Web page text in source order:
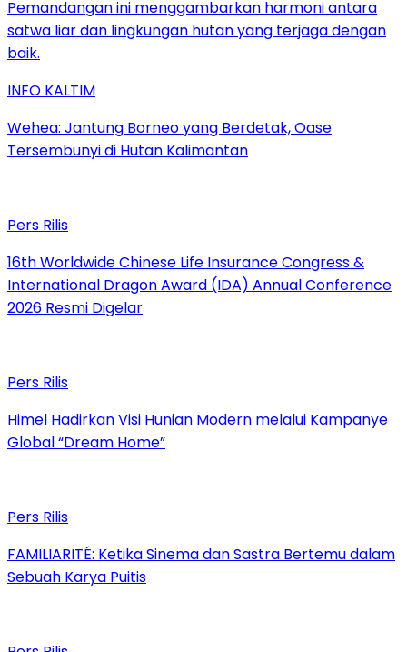
INFO KALTIM
Wehea: Jantung Borneo yang Berdetak, Oase
Tersembunyi di Hutan Kalimantan
Pers Rilis
16th Worldwide Chinese Life Insurance Congress &
International Dragon Award (IDA) Annual Conference
2026 Resmi Digelar
Pers Rilis
Himel Hadirkan Visi Hunian Modern melalui Kampanye
Global “Dream Home”
Pers Rilis
FAMILIARITÉ: Ketika Sinema dan Sastra Bertemu dalam
Sebuah Karya Puitis